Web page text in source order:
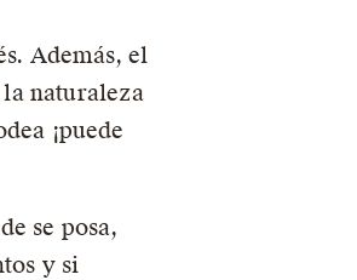
Además, el
la naturaleza
¡puede
se posa,
y si